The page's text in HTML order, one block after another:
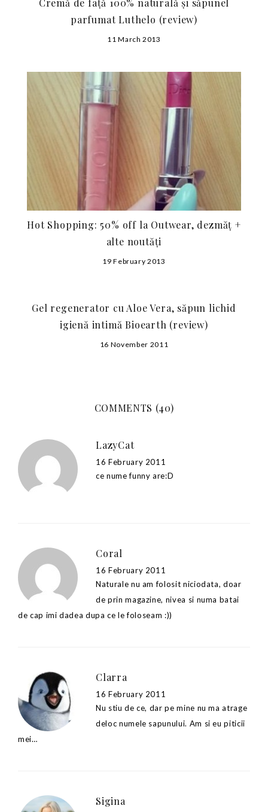
Cremă de față 100% naturală și săpunel
parfumat Luthelo (review)
11 March 2013
Hot Shopping: 50% off la Outwear, dezmăț +
alte noutăți
19 February 2013
Gel regenerator cu Aloe Vera, săpun lichid
igienă intimă Bioearth (review)
16 November 2011
COMMENTS (40)
LazyCat
16 February 2011
ce nume funny are:D
Coral
16 February 2011
Naturale nu am folosit niciodata, doar
de prin magazine, nivea si numa batai
de cap imi dadea dupa ce le foloseam :))
Clarra
16 February 2011
Nu stiu de ce, dar pe mine nu ma atrage
deloc numele sapunului. Am si eu piticii
mei…
Sigina